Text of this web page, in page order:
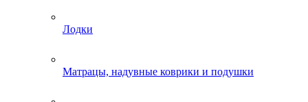
Лодки
Матрацы, надувные коврики и подушки